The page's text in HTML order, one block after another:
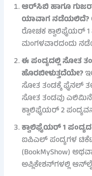
ಆರ್​ಸಿಬಿ ಹಾಗೂ
ಯಾವಾಗ ನಡೆಯಲಿದೆ?
ರೋಚಕ ಕ್ವಾಲಿಫೈಯರ್ 1
ಮಂಗಳವಾರದಂದು
ಈ ಪಂದ್ಯದಲ್ಲಿ ಸೋತ
ಹೊರಬೀಳುತ್ತದೆಯೇ?
ಸೋತ ತಂಡಕ್ಕೆ ಫೈನಲ್
ಸೋತ ತಂಡವು
ಕ್ವಾಲಿಫೈಯರ್ 2
ಕ್ವಾಲಿಫೈಯರ್ 1
ಐಪಿಎಲ್ ಪಂದ್ಯಗಳ
(BookMyShow)
ಅಪ್ಲಿಕೇಶನ್‌ಗಳಲ್ಲಿ